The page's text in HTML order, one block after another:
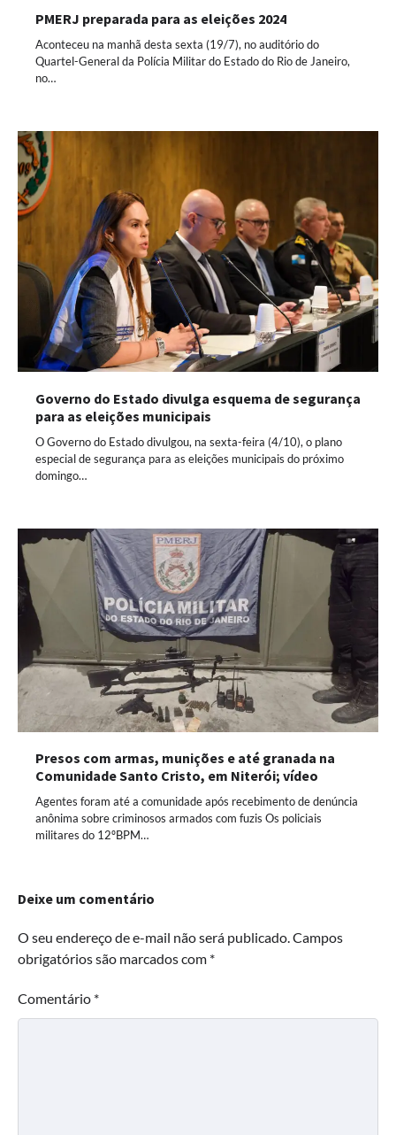
PMERJ preparada para as eleições 2024
Aconteceu na manhã desta sexta (19/7), no auditório do
Quartel-General da Polícia Militar do Estado do Rio de Janeiro,
no…
Governo do Estado divulga esquema de segurança
para as eleições municipais
O Governo do Estado divulgou, na sexta-feira (4/10), o plano
especial de segurança para as eleições municipais do próximo
domingo…
Presos com armas, munições e até granada na
Comunidade Santo Cristo, em Niterói; vídeo
Agentes foram até a comunidade após recebimento de denúncia
anônima sobre criminosos armados com fuzis Os policiais
militares do 12ºBPM…
Deixe um comentário
O seu endereço de e-mail não será publicado.Campos
obrigatórios são marcados com *
Comentário *